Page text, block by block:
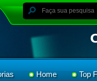
Home Top